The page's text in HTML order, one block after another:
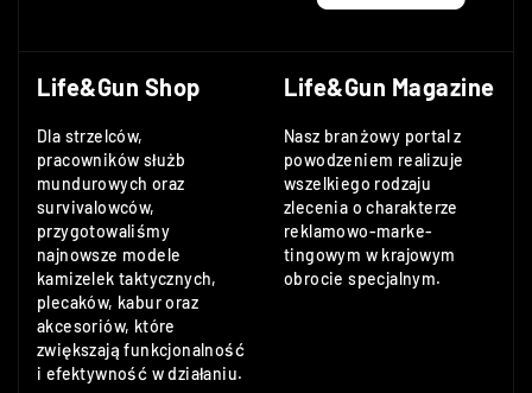
Life&Gun Shop
Dla strzelców,
pracowników służb
mundurowych oraz
survivalowców,
przygotowaliśmy
najnowsze modele
kamizelek taktycznych,
plecaków, kabur oraz
akcesoriów, które
zwiększają funkcjonalność
i efektywność w działaniu.
Life&Gun Magazine
Nasz branżowy portal z
powodzeniem realizuje
wszelkiego rodzaju
zlecenia o charakterze
reklamowo-marke-
tingowym w krajowym
obrocie specjalnym.